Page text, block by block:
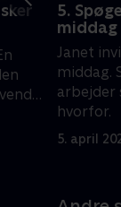
5.
middag
Janet
middag.
arbejder
hvorfor.
5. april